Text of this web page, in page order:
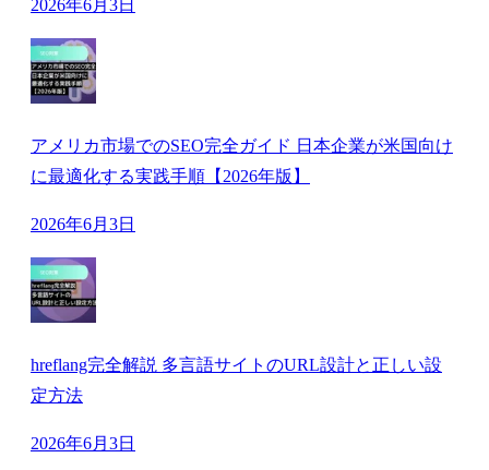
2026年6月3日
アメリカ市場でのSEO完全ガイド 日本企業が米国向け
に最適化する実践手順【2026年版】
2026年6月3日
hreflang完全解説 多言語サイトのURL設計と正しい設
定方法
2026年6月3日